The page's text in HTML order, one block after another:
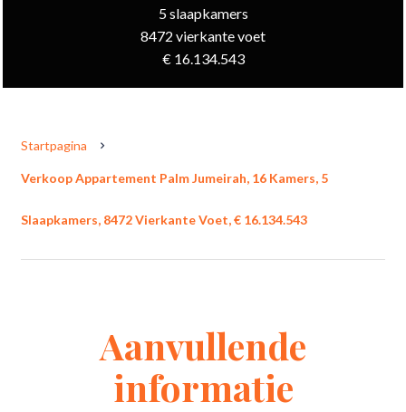
5 slaapkamers
8472 vierkante voet
€ 16.134.543
Startpagina
Verkoop Appartement Palm Jumeirah, 16 Kamers, 5
Slaapkamers, 8472 Vierkante Voet, € 16.134.543
Aanvullende
informatie